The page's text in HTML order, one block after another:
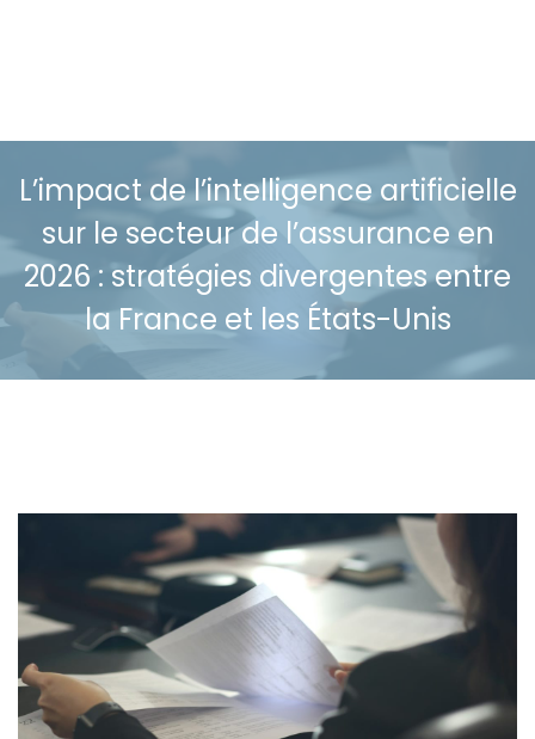
L’impact de l’intelligence artificielle
sur le secteur de l’assurance en
2026 : stratégies divergentes entre
la France et les États-Unis